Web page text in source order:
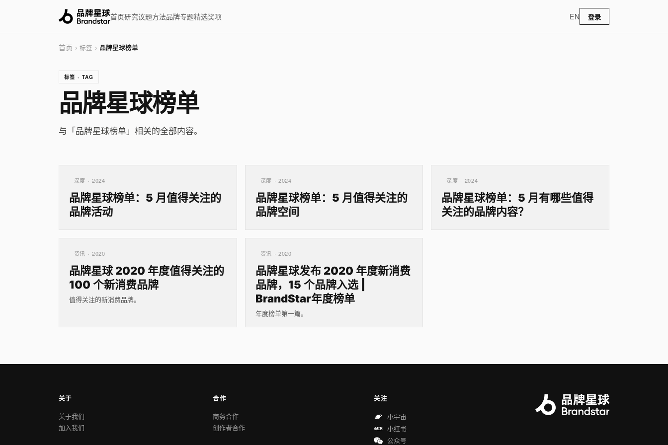
首页研究议题方法品牌专题精选奖项 EN 登录
首页 › 标签 › 品牌星球榜单
标签 · TAG
品牌星球榜单
与「品牌星球榜单」相关的全部内容。
深度 · 2024
品牌星球榜单：5 月值得关注的
品牌活动
深度 · 2024
品牌星球榜单：5 月值得关注的
品牌空间
深度 · 2024
品牌星球榜单：5 月有哪些值得
关注的品牌内容？
资讯 · 2020
品牌星球 2020 年度值得关注的
100 个新消费品牌
值得关注的新消费品牌。
资讯 · 2020
品牌星球发布 2020 年度新消费
品牌，15 个品牌入选 |
BrandStar年度榜单
年度榜单第一篇。
关于
关于我们
加入我们
合作
商务合作
创作者合作
关注
小宇宙
小红书
公众号